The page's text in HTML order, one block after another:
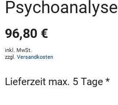
Psychoanalyse
96,80 €
inkl. MwSt.
zzgl. Versandkosten
Lieferzeit max. 5 Tage *